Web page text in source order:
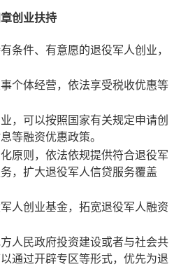
创业扶持
条件、有意愿的退役军人创业，
个体经营，依法享受税收优惠等
，可以按照国家有关规定申请创
等融资优惠政策。
原则，依法依规提供符合退役军
，扩大退役军人信贷服务覆盖
人创业基金，拓宽退役军人融资
人民政府投资建设或者与社会共
通过开辟专区等形式，优先为退